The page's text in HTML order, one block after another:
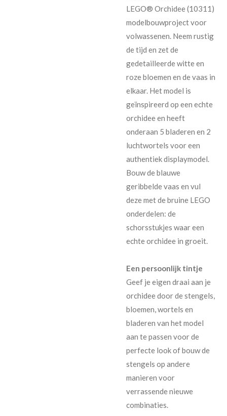
LEGO® Orchidee (10311)
modelbouwproject voor
volwassenen. Neem rustig
de tijd en zet de
gedetailleerde witte en
roze bloemen en de vaas in
elkaar. Het model is
geïnspireerd op een echte
orchidee en heeft
onderaan 5 bladeren en 2
luchtwortels voor een
authentiek displaymodel.
Bouw de blauwe
geribbelde vaas en vul
deze met de bruine LEGO
onderdelen: de
schorsstukjes waar een
echte orchidee in groeit.
Een persoonlijk tintje
Geef je eigen draai aan je
orchidee door de stengels,
bloemen, wortels en
bladeren van het model
aan te passen voor de
perfecte look of bouw de
stengels op andere
manieren voor
verrassende nieuwe
combinaties.